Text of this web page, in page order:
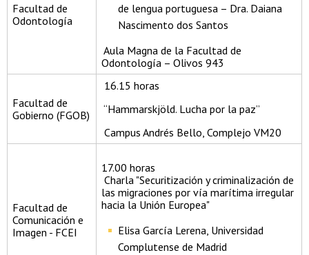
Facultad de
Odontología
de lengua portuguesa – Dra. Daiana
Nascimento dos Santos
Aula Magna de la Facultad de
Odontología – Olivos 943
Facultad de
Gobierno (FGOB)
16.15 horas
“Hammarskjöld. Lucha por la paz”
Campus Andrés Bello, Complejo VM20
Facultad de
Comunicación e
Imagen - FCEI
17.00 horas
Charla "Securitización y criminalización de
las migraciones por vía marítima irregular
hacia la Unión Europea"
Elisa García Lerena, Universidad
Complutense de Madrid